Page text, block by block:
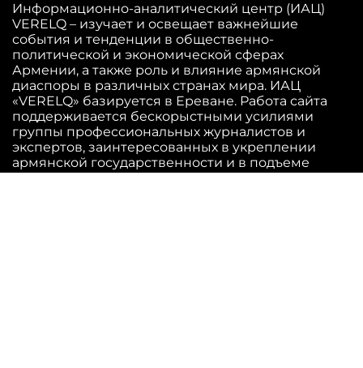
Информационно-аналитический центр (ИАЦ)
VERELQ – изучает и освещает важнейшие
события и тенденции в общественно-
политической и экономической сферах
Армении, а также роль и влияние армянской
диаспоры в различных странах мира. ИАЦ
«VERELQ» базируется в Ереване. Работа сайта
поддерживается бескорыстными усилиями
группы профессиональных журналистов и
экспертов, заинтересованных в укреплении
армянской государственности и в подъеме